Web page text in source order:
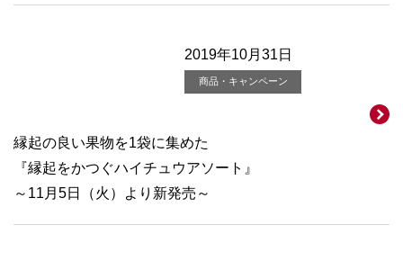
2019年10月31日
商品・キャンペーン
縁起の良い果物を1袋に集めた
『縁起をかつぐハイチュウアソート』
～11月5日（火）より新発売～